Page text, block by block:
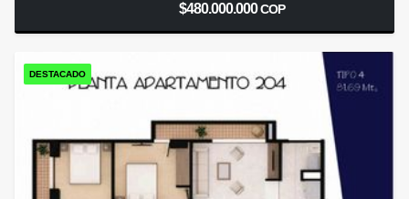
$480.000.000COP
DESTACADO